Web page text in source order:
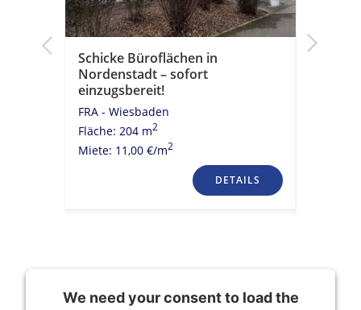
Schicke Büroflächen in
Nordenstadt – sofort
einzugsbereit!
FRA - Wiesbaden
Fläche: 204 m2
Miete: 11,00 €/m2
DETAILS
We need your consent to load the